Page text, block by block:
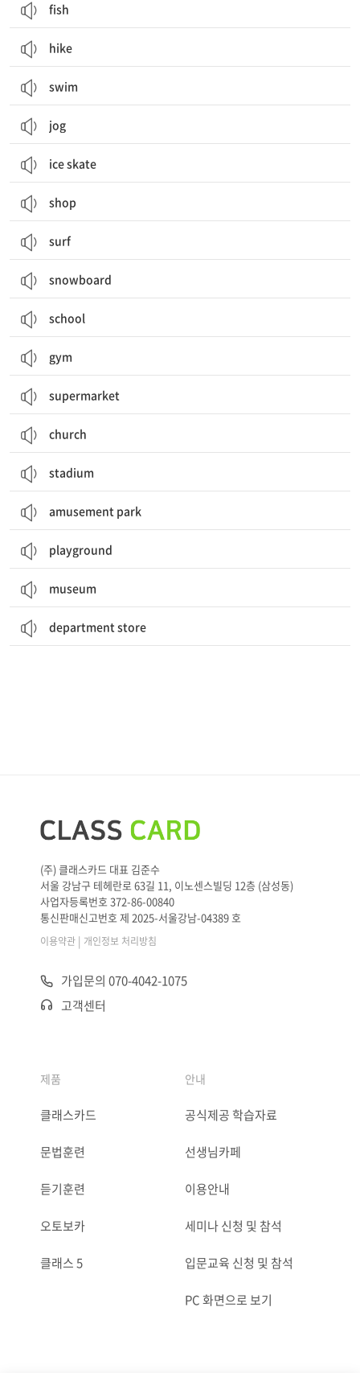
fish
hike
swim
jog
ice skate
shop
surf
snowboard
school
gym
supermarket
church
stadium
amusement park
playground
museum
department store
(주) 클래스카드 대표 김준수
서울 강남구 테헤란로 63길 11, 이노센스빌딩 12층 (삼성동)
사업자등록번호 372-86-00840
통신판매신고번호 제 2025-서울강남-04389 호
이용약관 | 개인정보 처리방침
가입문의 070-4042-1075
고객센터
제품
클래스카드
문법훈련
듣기훈련
오토보카
클래스 5
안내
공식제공 학습자료
선생님카페
이용안내
세미나 신청 및 참석
입문교육 신청 및 참석
PC 화면으로 보기